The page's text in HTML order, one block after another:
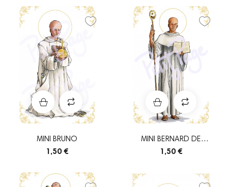
MINI BRUNO
1,50 €
MINI BERNARD DE
CLAIRVAUX
1,50 €